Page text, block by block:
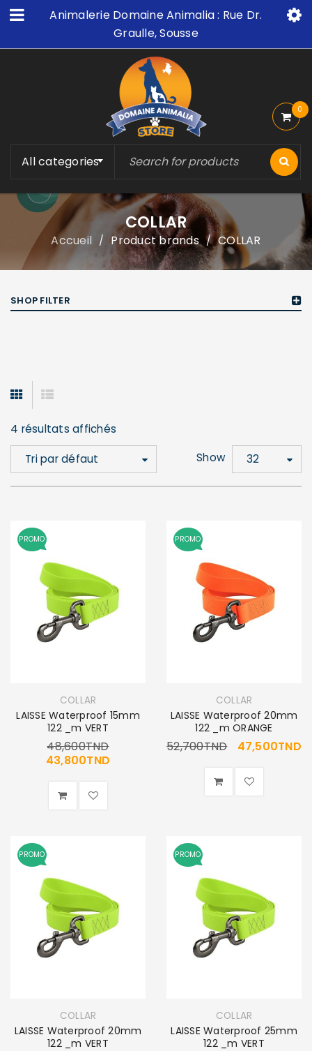
Animalerie Domaine Animalia : Rue Dr.
Graulle, Sousse
All categories
0
COLLAR
Accueil / Product brands / COLLAR
SHOP FILTER
4 résultats affichés
Tri par défaut Show 32
PROMO
COLLAR
LAISSE Waterproof 15mm
122 _m VERT
48,600TND
43,800TND
PROMO
COLLAR
LAISSE Waterproof 20mm
122 _m ORANGE
52,700TND 47,500TND
PROMO
COLLAR
LAISSE Waterproof 20mm
122 _m VERT
PROMO
COLLAR
LAISSE Waterproof 25mm
122 _m VERT